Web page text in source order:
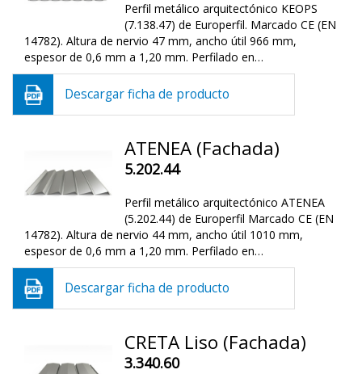
Perfil metálico arquitectónico KEOPS
(7.138.47) de Europerfil. Marcado CE (EN
14782). Altura de nervio 47 mm, ancho útil 966 mm,
espesor de 0,6 mm a 1,20 mm. Perfilado en…
Descargar ficha de producto
ATENEA (Fachada)
5.202.44
Perfil metálico arquitectónico ATENEA
(5.202.44) de Europerfil Marcado CE (EN
14782). Altura de nervio 44 mm, ancho útil 1010 mm,
espesor de 0,6 mm a 1,20 mm. Perfilado en…
Descargar ficha de producto
CRETA Liso (Fachada)
3.340.60